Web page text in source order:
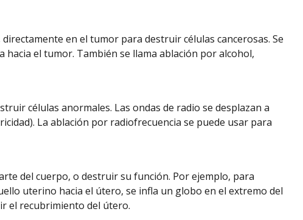
en el tumor para destruir células cancerosas. Se
el tumor. También se llama ablación por alcohol,
células anormales. Las ondas de radio se desplazan a
La ablación por radiofrecuencia se puede usar para
del cuerpo, o destruir su función. Por ejemplo, para
uterino hacia el útero, se infla un globo en el extremo del
el recubrimiento del útero.